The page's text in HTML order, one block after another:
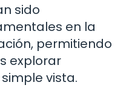
sido
en la
permitiendo
explorar
vista.